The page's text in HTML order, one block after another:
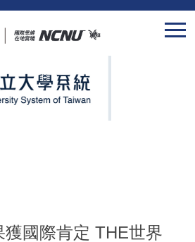
獲國際肯定 THE世界